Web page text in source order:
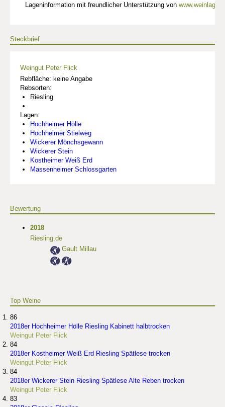
Lageninformation mit freundlicher Unterstützung von
Steckbrief
Weingut Peter Flick
Rebfläche: keine Angabe
Rebsorten:
Riesling
Lagen:
Hochheimer Hölle
Hochheimer Stielweg
Wickerer Mönchsgewann
Wickerer Stein
Kostheimer Weiß Erd
Massenheimer Schlossgarten
Bewertung
2018
Riesling.de
Gault Millau
Top Weine
86
2018er Hochheimer Hölle Riesling Kabinett halbtrocken
Weingut Peter Flick
84
2018er Kostheimer Weiß Erd Riesling Spätlese trocken
Weingut Peter Flick
84
2018er Wickerer Stein Riesling Spätlese Alte Reben trocken
Weingut Peter Flick
83